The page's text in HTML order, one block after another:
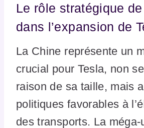
Le rôle stratégique
dans l’expansion de
La Chine représente un
crucial pour Tesla, non
raison de sa taille, mais
politiques favorables à
des transports. La méga-